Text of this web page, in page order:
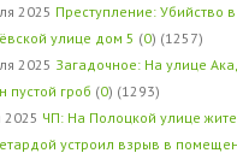
2025 Преступление: Убийство
улице дом 5 (0) (1257)
2025 Загадочное: На улице
пустой гроб (0) (1293)
2025 ЧП: На Полоцкой улице
устроил взрыв в